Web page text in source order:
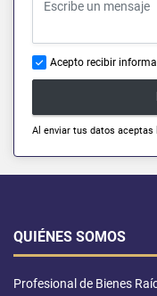
Acepto recibir
Al enviar tus datos aceptas
QUIÉNES SOMOS
Profesional de Bienes